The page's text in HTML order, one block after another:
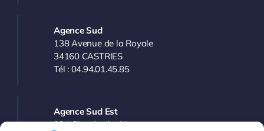
Agence Sud
138 Avenue de la Royale
34160 CASTRIES
Tél : 04.94.01.45.85
Agence Sud Est
224 Chemin des Vergers